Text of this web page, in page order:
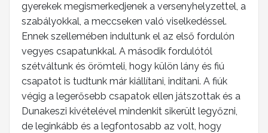
gyerekek megismerkedjenek a versenyhelyzettel, a
szabályokkal, a meccseken való viselkedéssel.
Ennek szellemében indultunk el az első fordulón
vegyes csapatunkkal. A második fordulótól
szétváltunk és örömteli, hogy külön lány és fiú
csapatot is tudtunk már kiállítani, indítani. A fiúk
végig a legerősebb csapatok ellen játszottak és a
Dunakeszi kivételével mindenkit sikerült legyőzni,
de leginkább és a legfontosabb az volt, hogy